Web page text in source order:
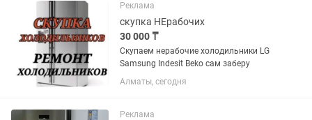
Реклама
скупка НЕрабочих
30 000 ₸
Скупаем нерабочие холодильники LG
Samsung Indesit Beko сам заберу
Алматы, сегодня
Реклама